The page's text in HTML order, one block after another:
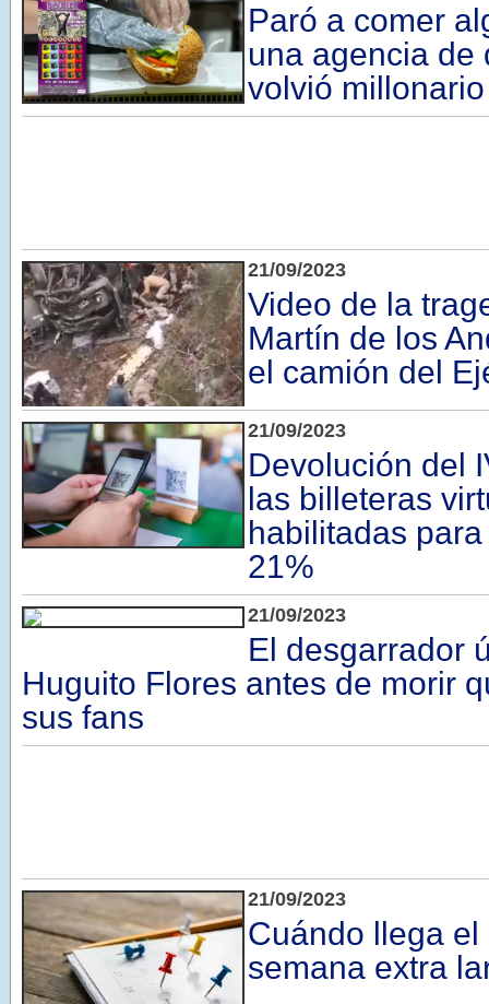
Paró a comer
una agencia de
volvió millonario
21/09/2023
Video de la
Martín de los
el camión del
21/09/2023
Devolución del
las billeteras
habilitadas
21%
21/09/2023
El desgarrador
Huguito Flores antes de morir
sus fans
21/09/2023
Cuándo llega
semana extra